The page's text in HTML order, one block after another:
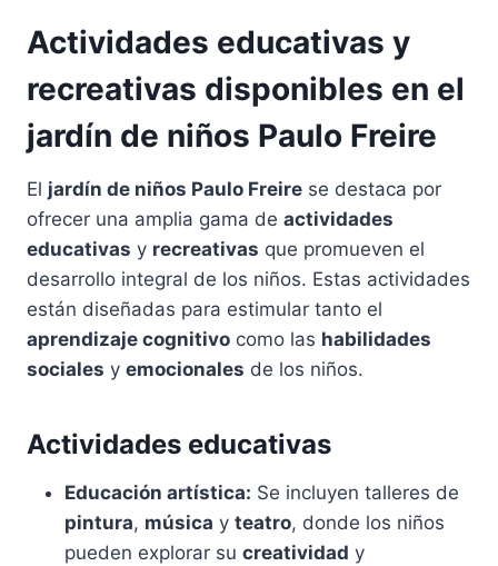
Actividades educativas y
recreativas disponibles en el
jardín de niños Paulo Freire
El jardín de niños Paulo Freire se destaca por
ofrecer una amplia gama de actividades
educativas y recreativas que promueven el
desarrollo integral de los niños. Estas actividades
están diseñadas para estimular tanto el
aprendizaje cognitivo como las habilidades
sociales y emocionales de los niños.
Actividades educativas
Educación artística: Se incluyen talleres de
pintura, música y teatro, donde los niños
pueden explorar su creatividad y